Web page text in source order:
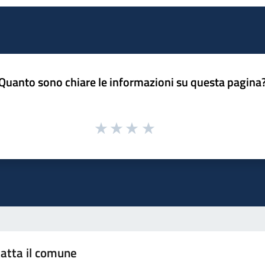
sono chiare le informazioni su questa
il comune